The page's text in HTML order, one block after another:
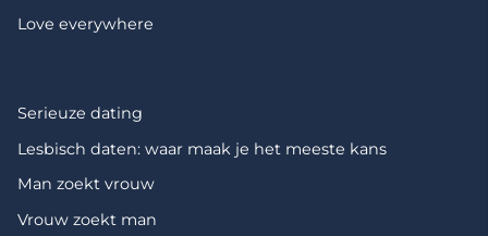
Love everywhere
Serieuze dating
Lesbisch daten: waar maak je het meeste kans
Man zoekt vrouw
Vrouw zoekt man